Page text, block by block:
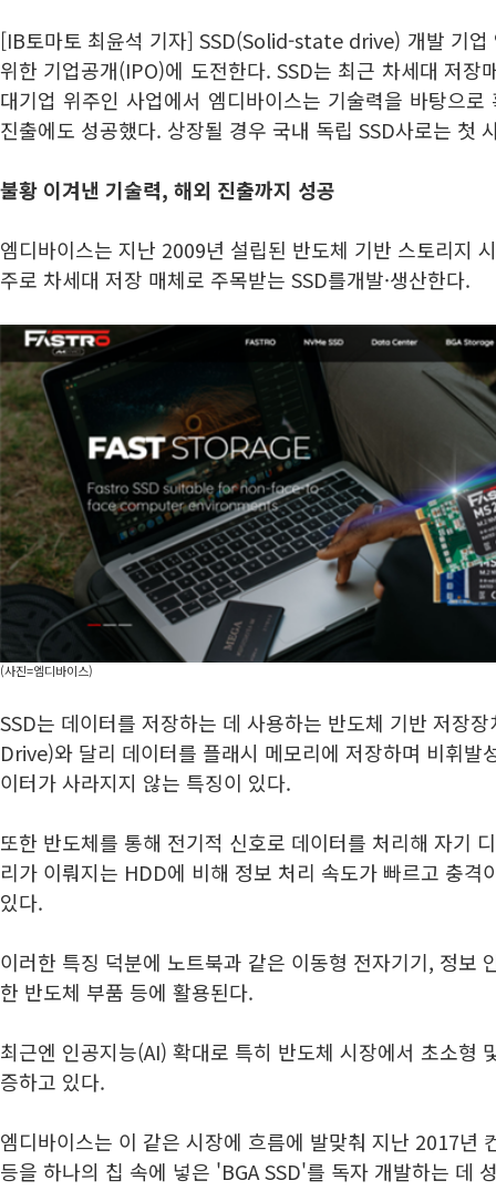
[IB토마토 최윤석 기자] SSD(Solid-state drive) 개발 기업
위한 기업공개(IPO)에 도전한다. SSD는 최근 차세대 저장
대기업 위주인 사업에서 엠디바이스는 기술력을 바탕으
진출에도 성공했다. 상장될 경우 국내 독립 SSD사로는 첫
불황 이겨낸 기술력, 해외 진출까지 성공
엠디바이스는 지난 2009년 설립된 반도체 기반 스토리지
주로 차세대 저장 매체로 주목받는 SSD를개발·생산한다.
(사진=엠디바이스)
SSD는 데이터를 저장하는 데 사용하는 반도체 기반 저장
Drive)와 달리 데이터를 플래시 메모리에 저장하며 비휘발
이터가 사라지지 않는 특징이 있다.
또한 반도체를 통해 전기적 신호로 데이터를 처리해 자기
리가 이뤄지는 HDD에 비해 정보 처리 속도가 빠르고 충격
있다.
이러한 특징 덕분에 노트북과 같은 이동형 전자기기, 정보
한 반도체 부품 등에 활용된다.
최근엔 인공지능(AI) 확대로 특히 반도체 시장에서 초소형
증하고 있다.
엠디바이스는 이 같은 시장에 흐름에 발맞춰 지난 2017년
등을 하나의 칩 속에 넣은 'BGA SSD'를 독자 개발하는 데